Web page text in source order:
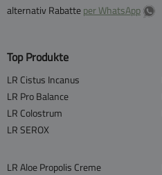
alternativ Rabatteper WhatsApp
Top Produkte
LR Cistus Incanus
LR Pro Balance
LR Colostrum
LR SEROX
LR Aloe Propolis Creme